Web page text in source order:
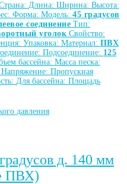
Длина: Ширина: Высота:
Форма: Модель: 45 градусов
соединение Тип:
уголок Свойство:
Упаковка: Материал: ПВХ
Подсоединение: 125
бассейна: Масса песка:
Напряжение: Пропускная
Для бассейна: Площадь
давления
д. 140 мм
ПВХ)